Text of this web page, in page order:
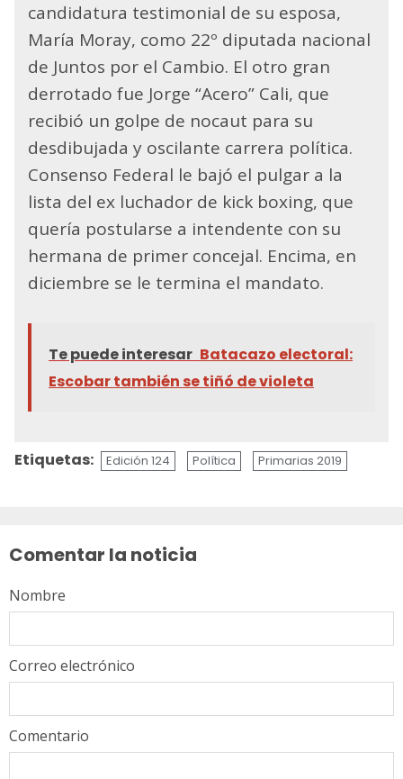
candidatura testimonial de su esposa,
María Moray, como 22º diputada nacional
de Juntos por el Cambio. El otro gran
derrotado fue Jorge “Acero” Cali, que
recibió un golpe de nocaut para su
desdibujada y oscilante carrera política.
Consenso Federal le bajó el pulgar a la
lista del ex luchador de kick boxing, que
quería postularse a intendente con su
hermana de primer concejal. Encima, en
diciembre se le termina el mandato.
Te puede interesar Batacazo electoral:
Escobar también se tiñó de violeta
Etiquetas: Edición 124 Política Primarias 2019
Comentar la noticia
Comentario
Nombre
Correo electrónico